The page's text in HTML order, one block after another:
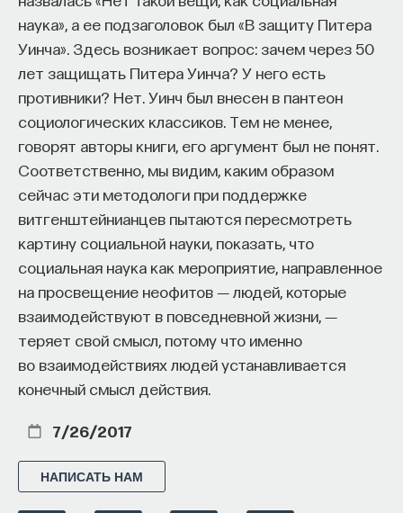
наука», а ее подзаголовок был «В защиту Питера
Уинча». Здесь возникает вопрос: зачем через 50
лет защищать Питера Уинча? У него есть
противники? Нет. Уинч был внесен в пантеон
социологических классиков. Тем не менее,
говорят авторы книги, его аргумент был не понят.
Соответственно, мы видим, каким образом
сейчас эти методологи при поддержке
витгенштейнианцев пытаются пересмотреть
картину социальной науки, показать, что
социальная наука как мероприятие, направленное
на просвещение неофитов ― людей, которые
взаимодействуют в повседневной жизни, ―
теряет свой смысл, потому что именно
во взаимодействиях людей устанавливается
конечный смысл действия.
7/26/2017
НАПИСАТЬ НАМ